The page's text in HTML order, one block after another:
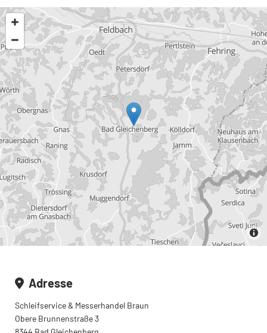
 Adresse
Schleifservice & Messerhandel Braun
Obere Brunnenstraße 3